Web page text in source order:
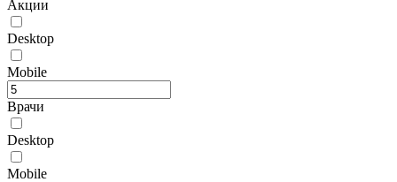
Акции
Desktop
Mobile
Врачи
Desktop
Mobile